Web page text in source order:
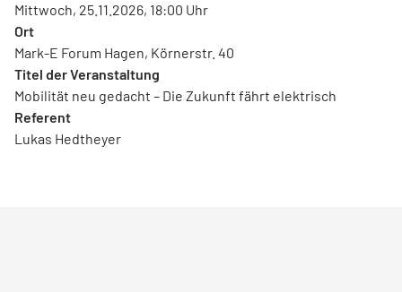
Mittwoch, 25.11.2026, 18:00 Uhr
Ort
Mark-E Forum Hagen, Körnerstr. 40
Titel der Veranstaltung
Mobilität neu gedacht – Die Zukunft fährt elektrisch
Referent
Lukas Hedtheyer